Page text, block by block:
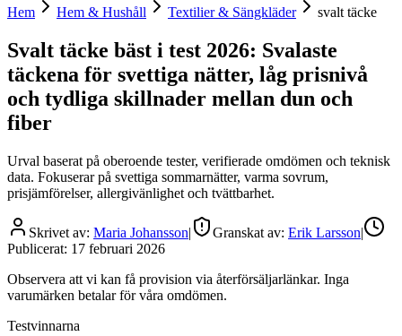
Hem Hem & Hushåll Textilier & Sängkläder svalt täcke
Svalt täcke bäst i test 2026: Svalaste
täckena för svettiga nätter, låg prisnivå
och tydliga skillnader mellan dun och
fiber
Urval baserat på oberoende tester, verifierade omdömen och teknisk
data. Fokuserar på svettiga sommarnätter, varma sovrum,
prisjämförelser, allergivänlighet och tvättbarhet.
Skrivet av: Maria Johansson| Granskat av: Erik Larsson|
Publicerat: 17 februari 2026
Observera att vi kan få provision via återförsäljarlänkar. Inga
varumärken betalar för våra omdömen.
Testvinnarna